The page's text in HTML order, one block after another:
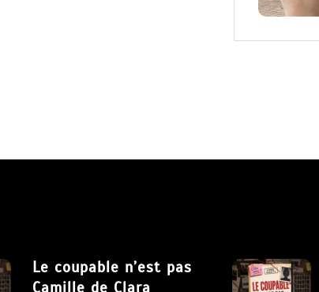
Le coupable n’est pas
Camille de Clara